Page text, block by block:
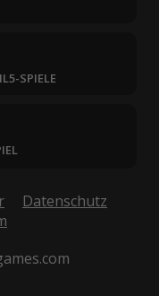
SPIELE
Datenschutz